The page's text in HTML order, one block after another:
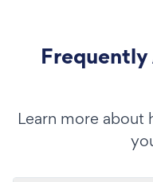
Learn more about